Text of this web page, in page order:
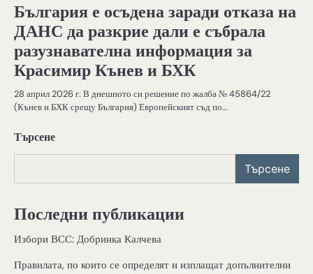
България е осъдена заради отказа на
ДАНС да разкрие дали е събрала
разузнавателна информация за
Красимир Кънев и БХК
28 април 2026 г. В днешното си решение по жалба № 45864/22
(Кънев и БХК срещу България) Европейският съд по…
Търсене
Търсене
Последни публикации
Избори ВСС: Добринка Калчева
Правилата, по които се определят и изплащат допълнителни